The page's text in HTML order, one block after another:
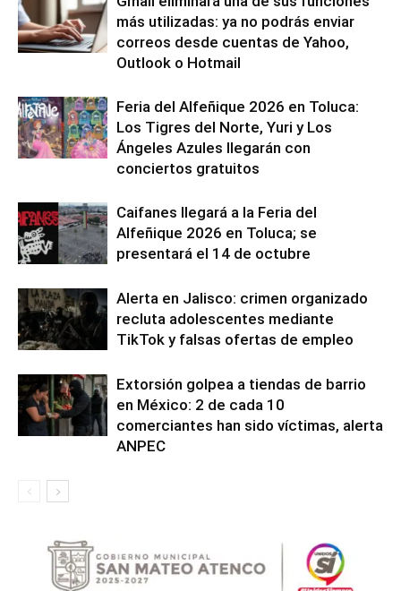
más utilizadas: ya no podrás enviar
correos desde cuentas de Yahoo,
Outlook o Hotmail
Feria del Alfeñique 2026 en Toluca:
Los Tigres del Norte, Yuri y Los
Ángeles Azules llegarán con
conciertos gratuitos
Caifanes llegará a la Feria del
Alfeñique 2026 en Toluca; se
presentará el 14 de octubre
Alerta en Jalisco: crimen organizado
recluta adolescentes mediante
TikTok y falsas ofertas de empleo
Extorsión golpea a tiendas de barrio
en México: 2 de cada 10
comerciantes han sido víctimas, alerta
ANPEC